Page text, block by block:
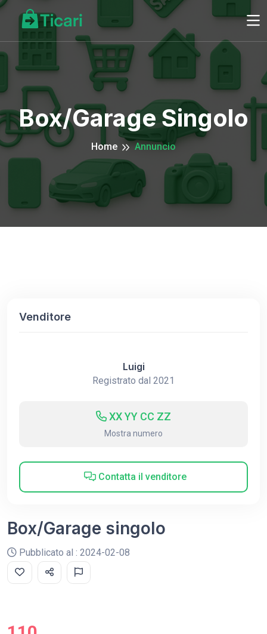
Box/Garage Singolo
Home Annuncio
Venditore
Luigi
Registrato dal 2021
XX YY CC ZZ
Mostra numero
Contatta il venditore
Box/Garage singolo
Pubblicato al : 2024-02-08